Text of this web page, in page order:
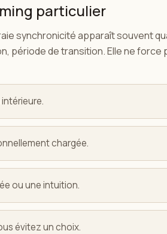
particulier
synchronicité apparaît souvent
période de transition. Elle ne
chargée.
ou une intuition.
évitez un choix.